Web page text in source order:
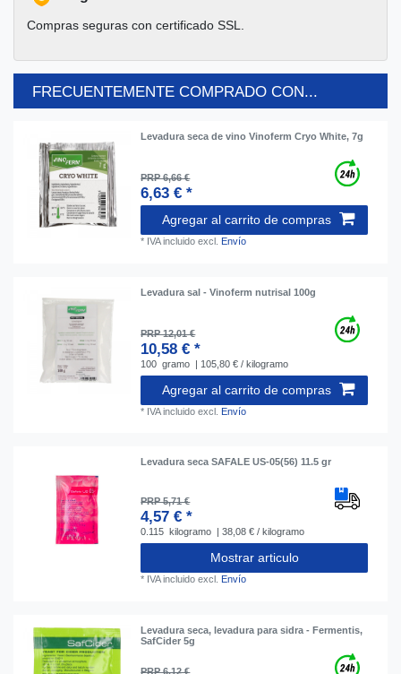
Compras seguras con certificado SSL.
FRECUENTEMENTE COMPRADO CON...
Levadura seca de vino Vinoferm Cryo White, 7g
PRP 6,66 €
6,63 € *
Agregar al carrito de compras
* IVA incluido excl. Envío
Levadura sal - Vinoferm nutrisal 100g
PRP 12,01 €
10,58 € *
100 gramo | 105,80 € / kilogramo
Agregar al carrito de compras
* IVA incluido excl. Envío
Levadura seca SAFALE US-05(56) 11.5 gr
PRP 5,71 €
4,57 € *
0.115 kilogramo | 38,08 € / kilogramo
Mostrar articulo
* IVA incluido excl. Envío
Levadura seca, levadura para sidra - Fermentis,
SafCider 5g
PRP 6,12 €